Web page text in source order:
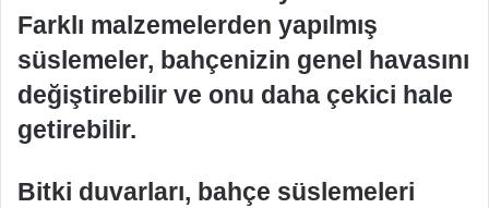
Farklı malzemelerden yapılmış
süslemeler, bahçenizin genel havasını
değiştirebilir ve onu daha çekici hale
getirebilir.
Bitki duvarları, bahçe süslemeleri